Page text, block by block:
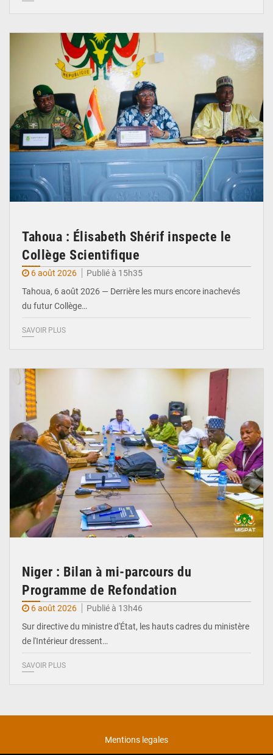
Tahoua : Élisabeth Shérif inspecte le
Collège Scientifique
6 août 2026
Publié à 15h35
Tahoua, 6 août 2026 — Derrière les murs encore inachevés
du futur Collège…
SAVOIR PLUS
Niger : Bilan à mi-parcours du
Programme de Refondation
6 août 2026
Publié à 13h46
Sur directive du ministre d'État, les hauts cadres du ministère
de l'Intérieur dressent…
SAVOIR PLUS
Mentions legales